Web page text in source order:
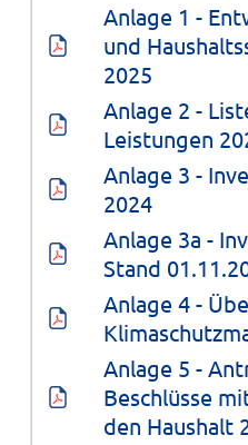
Anlage 1 -
und
2025
Anlage 2 -
Leistungen
Anlage 3 -
2024
Anlage 3a -
Stand
Anlage 4 -
Anlage 5 -
Beschlüsse
den Haushalt